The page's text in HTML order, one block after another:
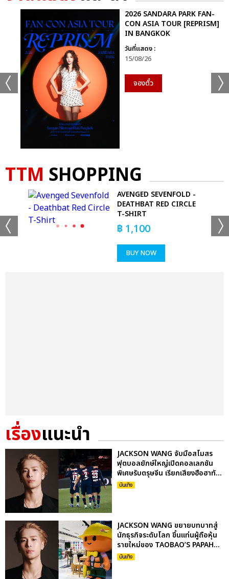
2026 SANDARA PARK FAN-
CON ASIA TOUR [REPRISM]
IN BANGKOK
วันที่แสดง :
15/08/26
จองตั๋ว
TTM SHOPPING
AVENGED SEVENFOLD -
DEATHBAT RED CIRCLE
T-SHIRT
฿ 1,100
BUY NOW
เรื่องแนะนำ
JACKSON WANG จับมือสโมสร
ฟุตบอลยักษ์ใหญ่เปิดคอลเลกชัน
พิเศษรับตรุษจีน เรียกเสียงฮือฮาทั...
บันเทิง
JACKSON WANG ขยายบทบาทสู่
นักธุรกิจระดับโลก ขึ้นแท่นผู้ถือหุ้น
รายใหม่ของ TAOBAO’S PAPAH...
บันเทิง